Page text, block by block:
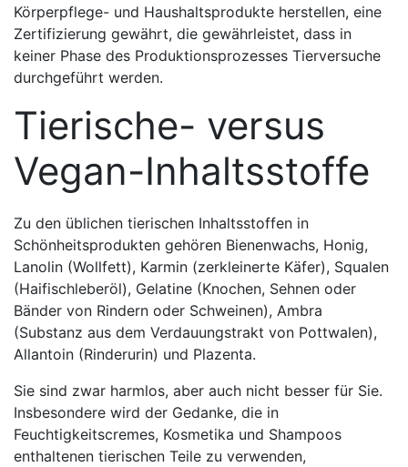
Körperpflege- und Haushaltsprodukte herstellen, eine
Zertifizierung gewährt, die gewährleistet, dass in
keiner Phase des Produktionsprozesses Tierversuche
durchgeführt werden.
Tierische- versus
Vegan-Inhaltsstoffe
Zu den üblichen tierischen Inhaltsstoffen in
Schönheitsprodukten gehören Bienenwachs, Honig,
Lanolin (Wollfett), Karmin (zerkleinerte Käfer), Squalen
(Haifischleberöl), Gelatine (Knochen, Sehnen oder
Bänder von Rindern oder Schweinen), Ambra
(Substanz aus dem Verdauungstrakt von Pottwalen),
Allantoin (Rinderurin) und Plazenta.
Sie sind zwar harmlos, aber auch nicht besser für Sie.
Insbesondere wird der Gedanke, die in
Feuchtigkeitscremes, Kosmetika und Shampoos
enthaltenen tierischen Teile zu verwenden,